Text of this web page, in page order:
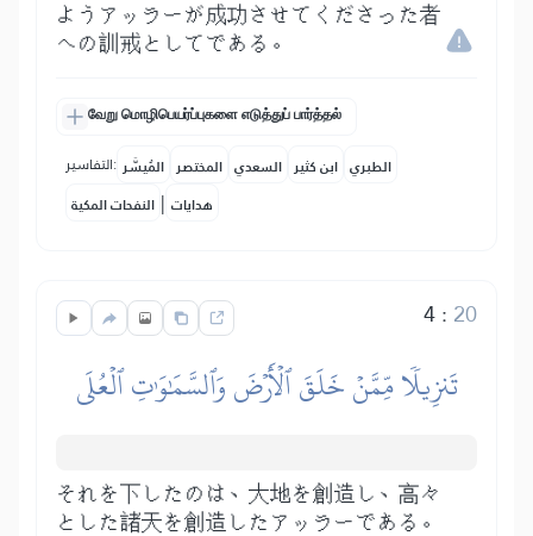
ようアッラーが成功させてくださった者
への訓戒としてである。
வேறு மொழிபெயர்ப்புகளை எடுத்துப் பார்த்தல்
التفاسير: المُيسَّر المختصر السعدي ابن كثير الطبري
النفحات المكية | هدايات
4: 20
تَنزِيلٗا مِّمَّنۡ خَلَقَ ٱلۡأَرۡضَ وَٱلسَّمَٰوَٰتِ ٱلۡعُلَى
それを下したのは、大地を創造し、高々
とした諸天を創造したアッラーである。